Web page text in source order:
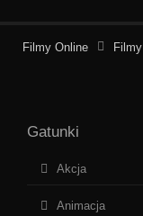
Filmy Online Filmy
Gatunki
Akcja
Animacja